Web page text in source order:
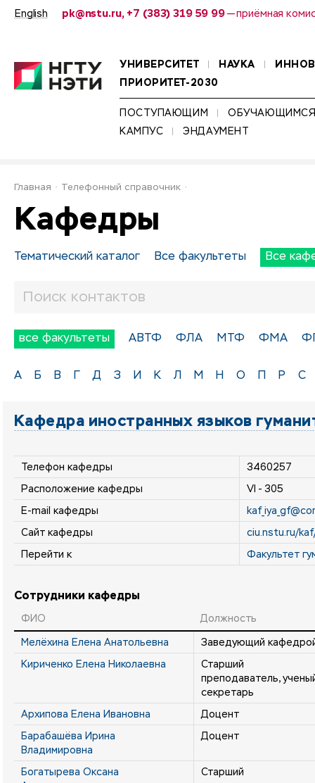
English pk@nstu.ru, +7 (383) 319 59 99— приёмная
УНИВЕРСИТЕТ НАУКА
ПРИОРИТЕТ-2030
ПОСТУПАЮЩИМ
КАМПУС
ЭНДАУМЕНТ
Главная Телефонный справочник
Кафедры
Тематический каталог Все факультеты Все
все факультеты АВТФ ФЛА МТФ ФМА
А Б В Г Д З И К Л М Н О П Р С
Кафедра иностранных языков
Телефон кафедры
3460257
Расположение кафедры
VI - 305
E-mail кафедры
Сайт кафедры
ciu.nstu.ru/
Перейти к
Факультет
Сотрудники кафедры
ФИО
Должность
Мелёхина Елена Анатольевна
Заведующий
Кириченко Елена Николаевна
Старший
преподаватель,
секретарь
Архипова Елена Ивановна
Доцент
Барабашёва Ирина
Владимировна
Доцент
Богатырева Оксана
Старший